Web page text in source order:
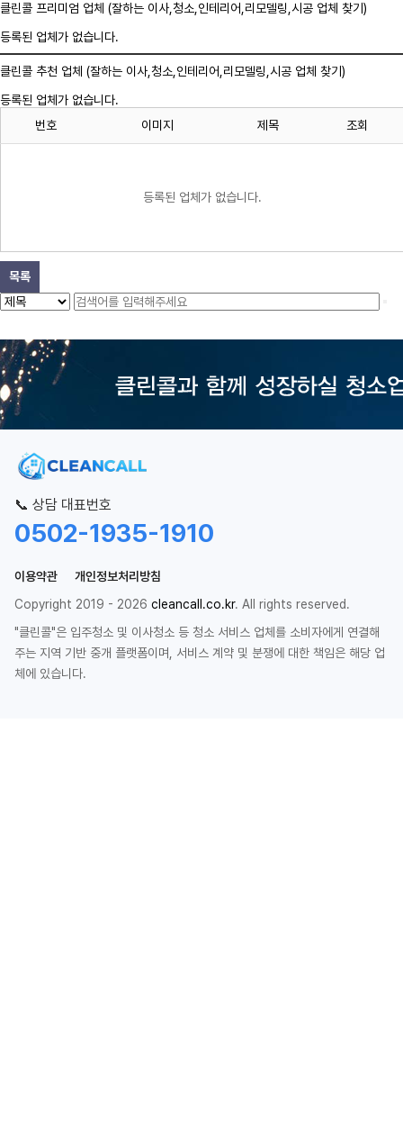
클린콜 프리미엄 업체 (잘하는 이사, 청소 ,인테리어,리모델링,시공 업체 찾기)
등록된 업체가 없습니다.
클린콜 추천 업체 (잘하는 이사, 청소 ,인테리어,리모델링,시공 업체 찾기)
등록된 업체가 없습니다.
번호
이미지 제목 조회
등록된 업체가 없습니다.
목록
📞 상담 대표번호
0502-1935-1910
이용약관
개인정보처리방침
Copyright 2019 - 2026 cleancall.co.kr. All rights reserved.
"클린콜"은 입주청소 및 이사청소 등 청소 서비스 업체를 소비자에게 연결해
주는 지역 기반 중개 플랫폼이며, 서비스 계약 및 분쟁에 대한 책임은 해당 업
체에 있습니다.